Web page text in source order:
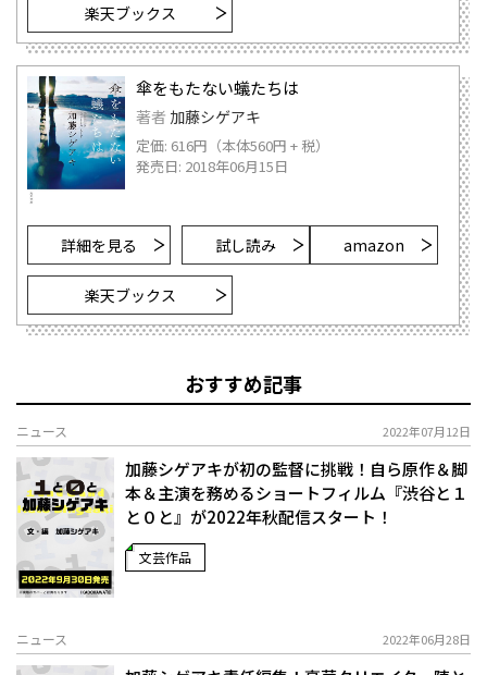
楽天ブックス
傘をもたない蟻たちは
著者 加藤シゲアキ
定価: 616円（本体560円 + 税）
発売日: 2018年06月15日
詳細を見る 試し読み amazon
楽天ブックス
おすすめ記事
ニュース 2022年07月12日
加藤シゲアキが初の監督に挑戦！自ら原作＆脚
本＆主演を務めるショートフィルム『渋谷と１
と０と』が2022年秋配信スタート！
文芸作品
ニュース 2022年06月28日